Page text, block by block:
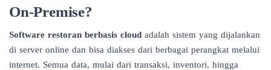
On-Premise?
Software restoran berbasis cloud adalah sistem yang dijalankan
di server online dan bisa diakses dari berbagai perangkat melalui
internet. Semua data, mulai dari transaksi, inventori, hingga